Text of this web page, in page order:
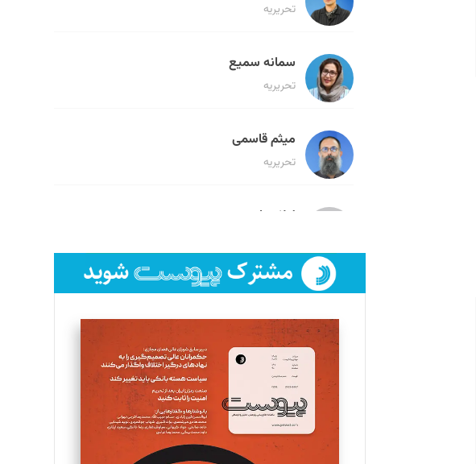
تحریریه
سمانه سمیع
تحریریه
میثم قاسمی
تحریریه
لیلا حنارود
فائزه فتحی رستمی
تحریریه
سروش کرمیان
تحریریه
مینا پاکدل